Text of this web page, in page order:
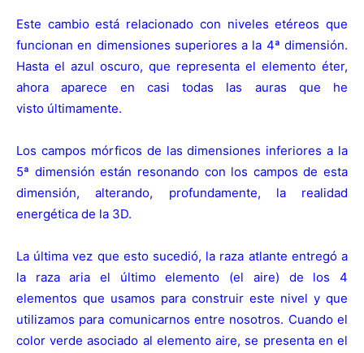
Este cambio está relacionado con niveles etéreos que
funcionan en dimensiones superiores a la 4ª dimensión.
Hasta el azul oscuro, que representa el elemento éter,
ahora aparece en casi todas las auras que he
visto últimamente.
Los campos mórficos de las dimensiones inferiores a la
5ª dimensión están resonando con los campos de esta
dimensión, alterando, profundamente, la realidad
energética de la 3D.
La última vez que esto sucedió, la raza atlante entregó a
la raza aria el último elemento (el aire) de los 4
elementos que usamos para construir este nivel y que
utilizamos para comunicarnos entre nosotros. Cuando el
color verde asociado al elemento aire, se presenta en el